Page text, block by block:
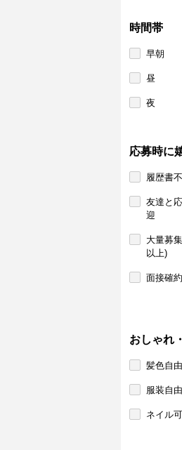
時間帯
早朝
昼
夜
応募時に
履歴書
友達と
迎
大量募
以上)
面接確
おしゃれ
髪色自由
服装自由
ネイル可